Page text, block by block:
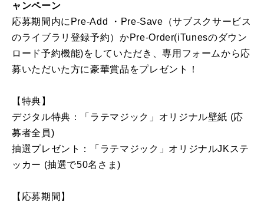
ャンペーン
応募期間内にPre-Add ・Pre-Save（サブスクサービス
のライブラリ登録予約）かPre-Order(iTunesのダウン
ロード予約機能)をしていただき、専用フォームから応
募いただいた方に豪華賞品をプレゼント！
【特典】
デジタル特典：「ラテマジック」オリジナル壁紙 (応
募者全員)
抽選プレゼント：「ラテマジック」オリジナルJKステ
ッカー (抽選で50名さま)
【応募期間】